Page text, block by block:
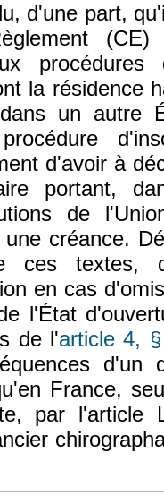
d'une part,
(CE)
procédures
la résidence
un autre
d'avoir à
portant,
de
créance.
ces textes,
en cas
l'État
de l'article 4,
d'un
France,
par l'article